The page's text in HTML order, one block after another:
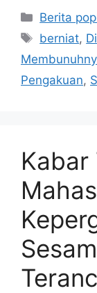
Kategori
Berita
Tag
berniat,
Pengakuan,
Kabar